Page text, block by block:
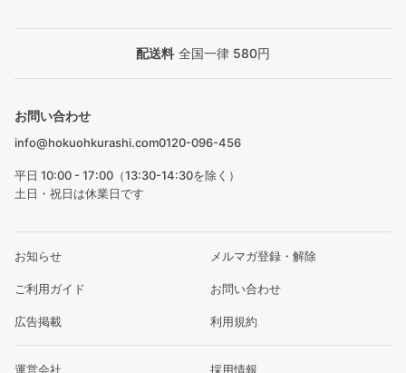
配送料 全国一律 580円
お問い合わせ
info@hokuohkurashi.com0120-096-456
平日 10:00 - 17:00（13:30-14:30を除く）
土日・祝日は休業日です
お知らせ メルマガ登録・解除
ご利用ガイド お問い合わせ
広告掲載 利用規約
運営会社 採用情報